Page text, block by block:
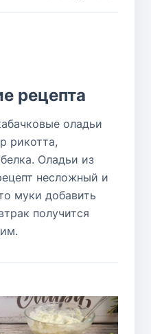
рецепта
оладьи
рикотта,
Оладьи из
несложный и
муки добавить
получится